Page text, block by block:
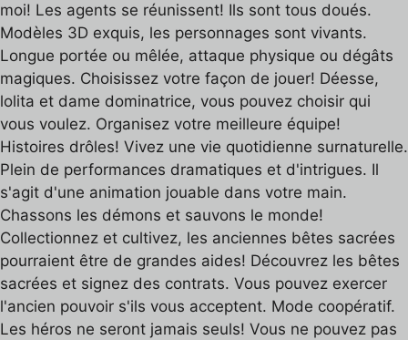
moi! Les agents se réunissent! Ils sont tous doués.
Modèles 3D exquis, les personnages sont vivants.
Longue portée ou mêlée, attaque physique ou dégâts
magiques. Choisissez votre façon de jouer! Déesse,
lolita et dame dominatrice, vous pouvez choisir qui
vous voulez. Organisez votre meilleure équipe!
Histoires drôles! Vivez une vie quotidienne surnaturelle.
Plein de performances dramatiques et d'intrigues. Il
s'agit d'une animation jouable dans votre main.
Chassons les démons et sauvons le monde!
Collectionnez et cultivez, les anciennes bêtes sacrées
pourraient être de grandes aides! Découvrez les bêtes
sacrées et signez des contrats. Vous pouvez exercer
l'ancien pouvoir s'ils vous acceptent. Mode coopératif.
Les héros ne seront jamais seuls! Vous ne pouvez pas